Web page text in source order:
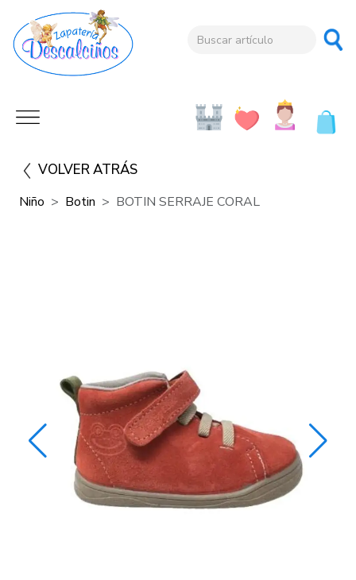
VOLVER ATRÁS
Niño Botin BOTIN SERRAJE CORAL